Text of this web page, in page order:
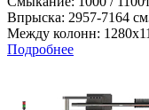
Впрыска: 2957-7164
Между колонн:
Подробнее